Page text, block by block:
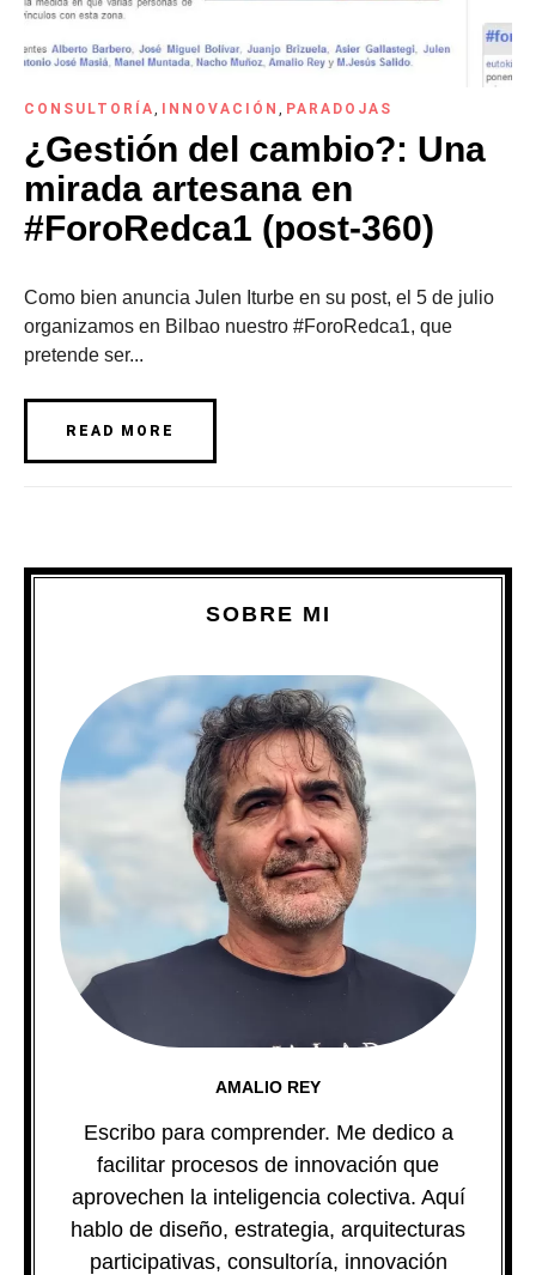
CONSULTORÍA, INNOVACIÓN , PARADOJAS
¿Gestión del cambio?: Una
mirada artesana en
#ForoRedca1 (post-360)
Como bien anuncia Julen Iturbe en su post, el 5 de julio
organizamos en Bilbao nuestro #ForoRedca1, que
pretende ser...
READ MORE
SOBRE MI
AMALIO REY
Escribo para comprender. Me dedico a
facilitar procesos de innovación que
aprovechen la inteligencia colectiva. Aquí
hablo de diseño, estrategia, arquitecturas
participativas, consultoría, innovación